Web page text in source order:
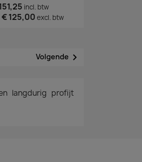
incl. btw
€ 125,00 excl. btw
Volgende 
langdurig profijt